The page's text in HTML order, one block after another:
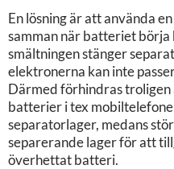
En lösning är att använda
samman när batteriet
smältningen stänger
elektronerna kan inte
Därmed förhindras
batterier i tex
separatorlager, medans
separerande lager för att
överhettat batteri.